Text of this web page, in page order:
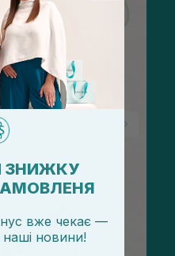
ЗНИЖКУ
вже чекає —
наші новини!